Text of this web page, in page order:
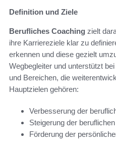
Definition und Ziele
Berufliches Coaching zielt
ihre Karriereziele klar zu
erkennen und diese gezielt
Wegbegleiter und unterstützt
und Bereichen, die
Hauptzielen gehören:
Verbesserung der
Steigerung der
Förderung der